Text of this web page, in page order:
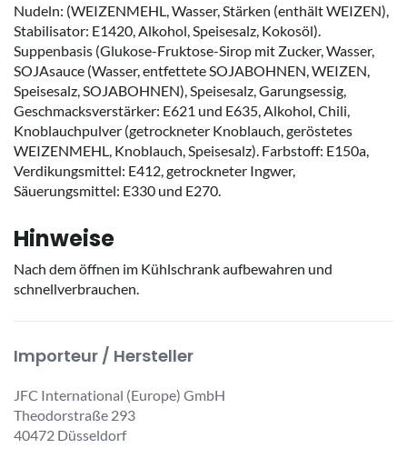
Nudeln: (WEIZENMEHL, Wasser, Stärken (enthält WEIZEN),
Stabilisator: E1420, Alkohol, Speisesalz, Kokosöl).
Suppenbasis (Glukose-Fruktose-Sirop mit Zucker, Wasser,
SOJAsauce (Wasser, entfettete SOJABOHNEN, WEIZEN,
Speisesalz, SOJABOHNEN), Speisesalz, Garungsessig,
Geschmacksverstärker: E621 und E635, Alkohol, Chili,
Knoblauchpulver (getrockneter Knoblauch, geröstetes
WEIZENMEHL, Knoblauch, Speisesalz). Farbstoff: E150a,
Verdikungsmittel: E412, getrockneter Ingwer,
Säuerungsmittel: E330 und E270.
Hinweise
Nach dem öffnen im Kühlschrank aufbewahren und
schnellverbrauchen.
Importeur / Hersteller
JFC International (Europe) GmbH
Theodorstraße 293
40472 Düsseldorf